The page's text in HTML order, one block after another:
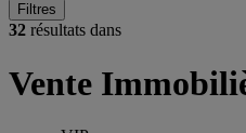
Filtres
32 résultats dans
Vente